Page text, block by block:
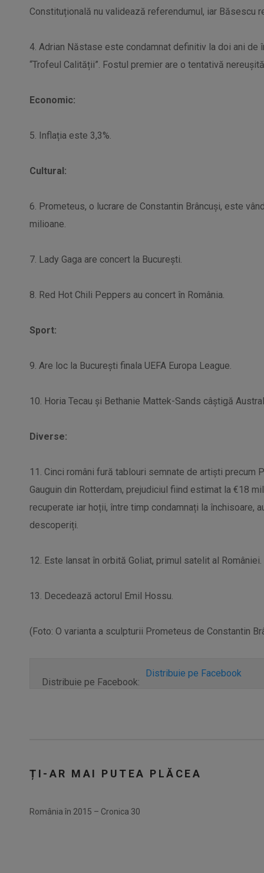
Constituțională nu validează referendumul, iar Băsescu
4. Adrian Năstase este condamnat definitiv la doi ani de
“Trofeul Calității”. Fostul premier are o tentativă
Economic:
5. Inflația este 3,3%.
Cultural:
6. Prometeus, o lucrare de Constantin Brâncuși, este
milioane.
7. Lady Gaga are concert la București.
8. Red Hot Chili Peppers au concert în România.
Sport:
9. Are loc la București finala UEFA Europa League.
10. Horia Tecau și Bethanie Mattek-Sands câștigă
Diverse:
11. Cinci români fură tablouri semnate de artiști precum
Gauguin din Rotterdam, prejudiciul fiind estimat la €18
recuperate iar hoții, între timp condamnați la închisoare,
descoperiți.
12. Este lansat în orbită Goliat, primul satelit al României.
13. Decedează actorul Emil Hossu.
(Foto: O varianta a sculpturii Prometeus de Constantin
Distribuie pe Facebook:
Distribuie pe Facebook
ȚI-AR MAI PUTEA PLĂCEA
România în 2015 – Cronica 30